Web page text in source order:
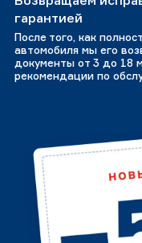
гарантией
После того, как
автомобиля мы его
документы от 3 до 18
рекомендации по